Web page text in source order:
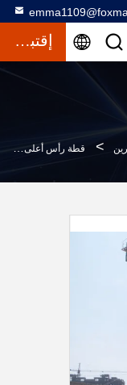
إقتباس
> قطة رأس أعلى مجموعة خط الطاقة برج رافعة Qtz50 مبنى مصعد أمان المعدات